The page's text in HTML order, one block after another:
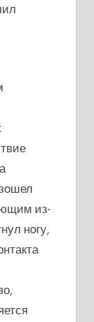
из-
ногу,